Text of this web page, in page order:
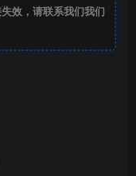
效，请联系我们我们